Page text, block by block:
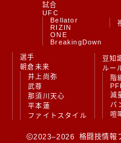
試合
UFC
Bellator
RIZIN
ONE
BreakingDown
選手
朝倉未来
井上尚弥
武尊
那須川天心
平本蓮
ファイトスタイル
豆知
ルー
階
減
パ
喧
2023–2026 格闘技情報